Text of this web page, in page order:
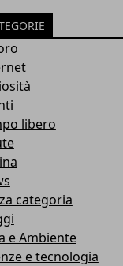
libero
categoria
e Ambiente
e tecnologia